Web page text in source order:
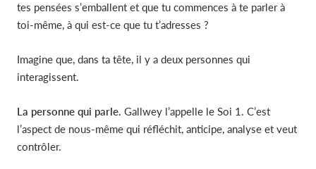
tes pensées s’emballent et que tu commences à te parler à
toi-même, à qui est-ce que tu t’adresses ?
Imagine que, dans ta tête, il y a deux personnes qui
interagissent.
La personne qui parle. Gallwey l’appelle le Soi 1. C’est
l’aspect de nous-même qui réfléchit, anticipe, analyse et veut
contrôler.